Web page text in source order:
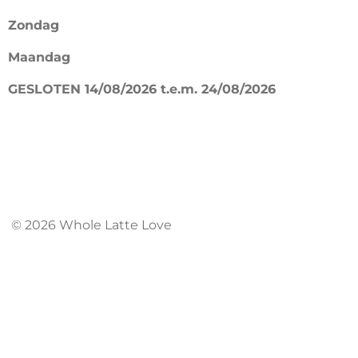
k
a
Zondag
Maandag
GESLOTEN 14/08/2026 t.e.m. 24/08/2026
© 2026 Whole Latte Love